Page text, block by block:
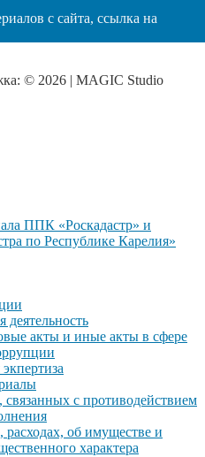
с сайта, ссылка на
© 2026 | MAGIC Studio
ППК «Роскадастр» и
по Республике Карелия»
акты и иные акты в сфере
с противодействием
расходах, об имуществе и
характера